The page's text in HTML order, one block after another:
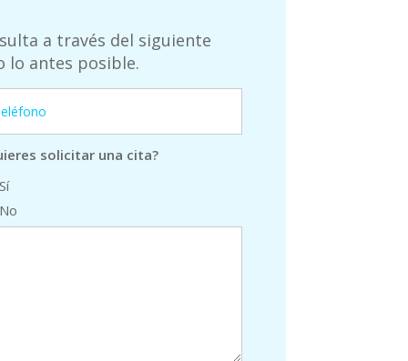
a través del siguiente
lo antes posible.
solicitar una cita?